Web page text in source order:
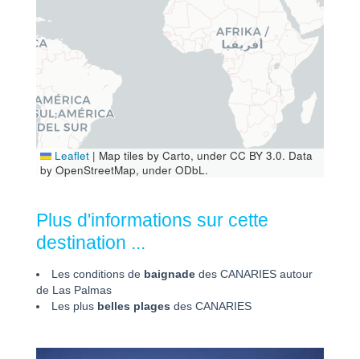
Leaflet | Map tiles by Carto, under CC BY 3.0. Data
by OpenStreetMap, under ODbL.
Plus d'informations sur cette
destination ...
Les conditions de baignadedes CANARIES autour
de Las Palmas
Les plus belles plages des CANARIES